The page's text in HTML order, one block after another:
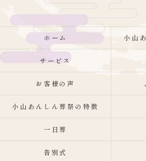
ホーム 小山
サービス
お客様の声
小山あんしん葬祭の特徴
一日葬
告別式